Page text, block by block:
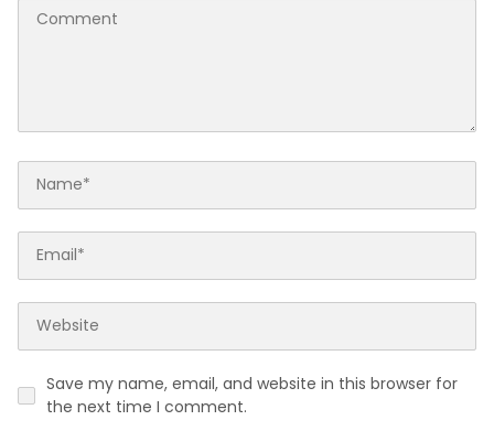
Save my name, email, and website in this browser for
the next time I comment.